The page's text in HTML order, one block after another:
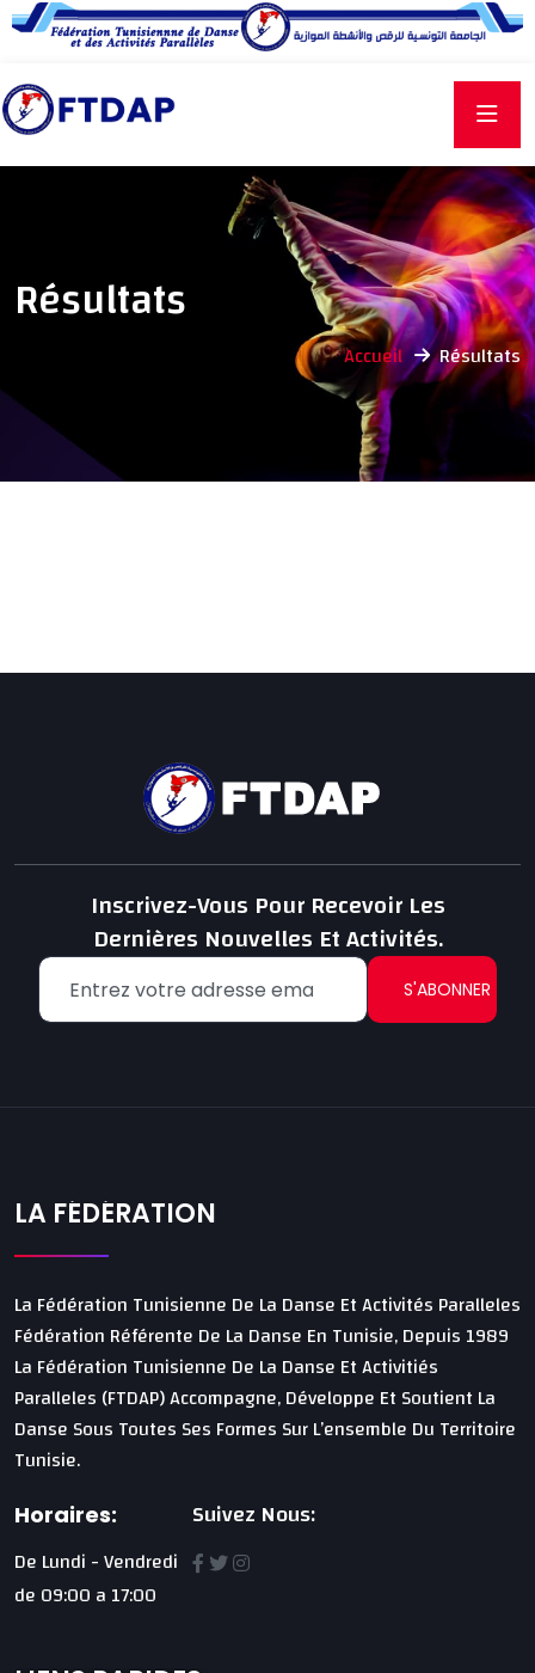
Résultats
Accueil Résultats
Inscrivez-Vous Pour Recevoir Les
Dernières Nouvelles Et Activités.
S'ABONNER
LA FÉDÉRATION
La Fédération Tunisienne De La Danse Et Activités Paralleles
Fédération Référente De La Danse En Tunisie, Depuis 1989
La Fédération Tunisienne De La Danse Et Activitiés
Paralleles (FTDAP) Accompagne, Développe Et Soutient La
Danse Sous Toutes Ses Formes Sur L’ensemble Du Territoire
Tunisie.
Horaires:
De Lundi - Vendredi
de 09:00 a 17:00
Suivez Nous: